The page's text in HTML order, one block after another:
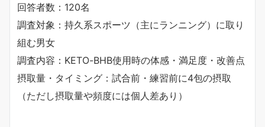
回答者数：120名
調査対象：持久系スポーツ（主にランニング）に取り
組む男女
調査内容：KETO-BHB使用時の体感・満足度・改善点
摂取量・タイミング：試合前・練習前に4包の摂取
（ただし摂取量や頻度には個人差あり）